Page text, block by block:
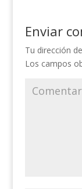
Enviar
Tu dirección
Los campos